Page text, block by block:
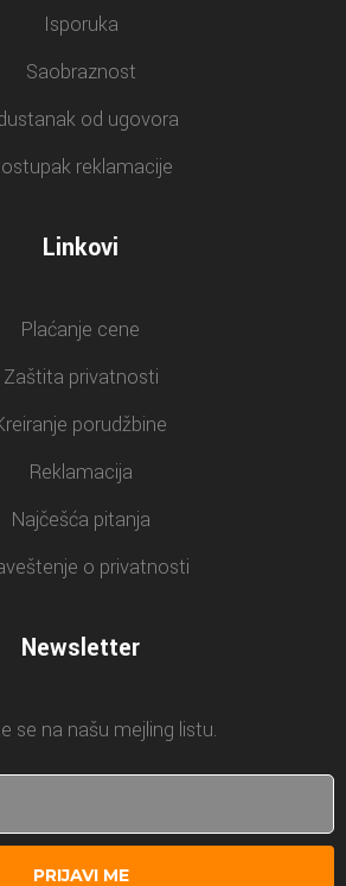
Isporuka
Saobraznost
od ugovora
reklamacije
Linkovi
Plaćanje cene
Zaštita privatnosti
porudžbine
Reklamacija
Najčešća pitanja
o privatnosti
Newsletter
se na našu mejling listu.
PRIJAVI ME